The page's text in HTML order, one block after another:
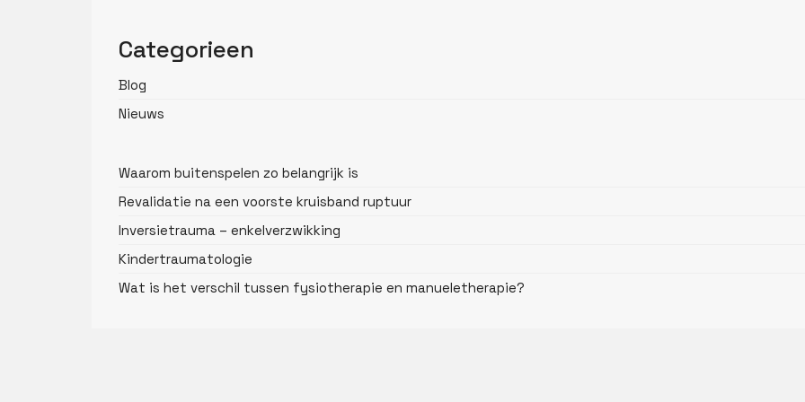
Categorieen
Blog
Nieuws
Waarom buitenspelen zo belangrijk is
Revalidatie na een voorste kruisband ruptuur
Inversietrauma – enkelverzwikking
Kindertraumatologie
Wat is het verschil tussen fysiotherapie en manueletherapie?